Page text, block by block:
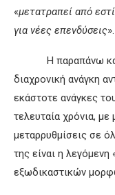
«μετατραπεί από
για νέες επενδύσεις».
Η παραπάνω
διαχρονική ανάγκη
εκάστοτε ανάγκες
τελευταία χρόνια,
μεταρρυθμίσεις σε
της είναι η
εξωδικαστικών